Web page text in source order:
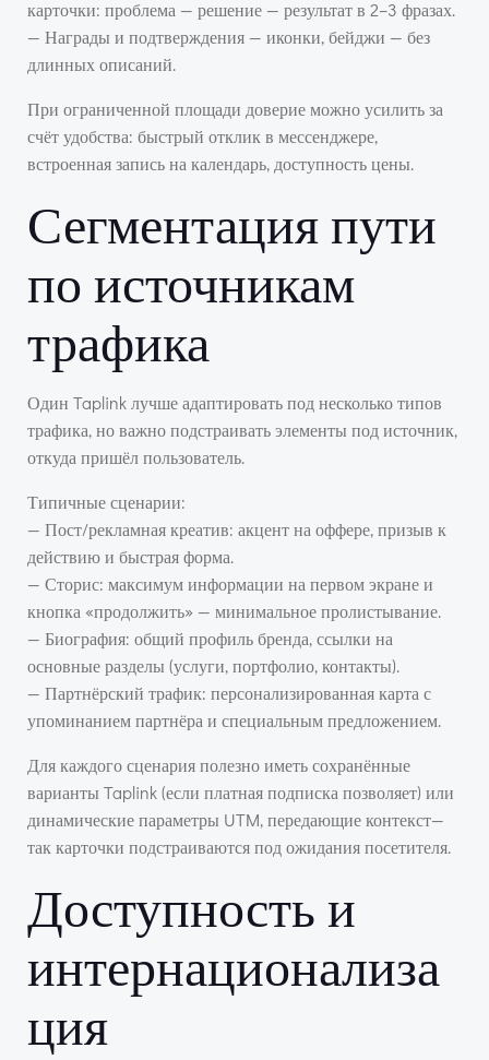
карточки: проблема — решение — результат в 2–3 фразах.
— Награды и подтверждения — иконки, бейджи — без
длинных описаний.
При ограниченной площади доверие можно усилить за
счёт удобства: быстрый отклик в мессенджере,
встроенная запись на календарь, доступность цены.
Сегментация пути
по источникам
трафика
Один Taplink лучше адаптировать под несколько типов
трафика, но важно подстраивать элементы под источник,
откуда пришёл пользователь.
Типичные сценарии:
— Пост/рекламная креатив: акцент на оффере, призыв к
действию и быстрая форма.
— Сторис: максимум информации на первом экране и
кнопка «продолжить» — минимальное пролистывание.
— Биография: общий профиль бренда, ссылки на
основные разделы (услуги, портфолио, контакты).
— Партнёрский трафик: персонализированная карта с
упоминанием партнёра и специальным предложением.
Для каждого сценария полезно иметь сохранённые
варианты Taplink (если платная подписка позволяет) или
динамические параметры UTM, передающие контекст—
так карточки подстраиваются под ожидания посетителя.
Доступность и
интернационализа
ция